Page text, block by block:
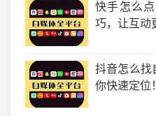
快手怎么
巧，让互动
抖音怎么找
你快速定位！